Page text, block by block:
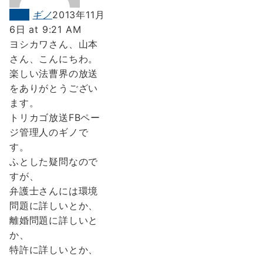
ギノ2013年11月
6日 at 9:21 AM
ヨシカワさん、山本
さん、こんにちわ。
楽しい法曹界の放送
をありがとうござい
ます。
トリカゴ放送FBペー
ジ管理人のギノで
す。
ふとした疑問なので
すが、
弁護士さんには環境
問題に詳しいとか、
離婚問題に詳しいと
か、
特許に詳しいとか、